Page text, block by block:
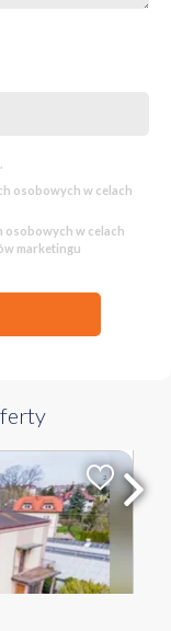
.
osobowych w celach
osobowych w celach
marketingu
Cena za m 2
1 161 PLN
Dołowa